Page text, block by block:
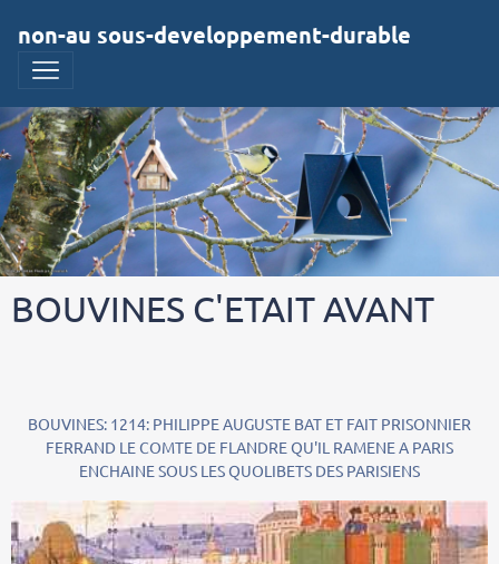
non-au sous-developpement-durable
BOUVINES C'ETAIT AVANT
BOUVINES: 1214: PHILIPPE AUGUSTE BAT ET FAIT PRISONNIER
FERRAND LE COMTE DE FLANDRE QU'IL RAMENE A PARIS
ENCHAINE SOUS LES QUOLIBETS DES PARISIENS